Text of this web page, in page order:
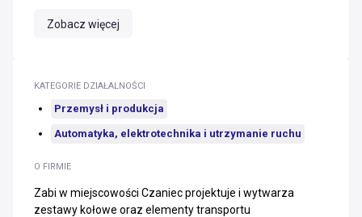
Zobacz więcej
O FIRMIE
Zabi w miejscowości Czaniec projektuje i wytwarza
zestawy kołowe oraz elementy transportu
KATEGORIE DZIAŁALNOŚCI
Przemysł i produkcja
Automatyka, elektrotechnika i utrzymanie ruchu